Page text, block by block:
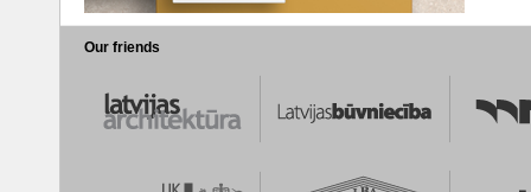
Our friends